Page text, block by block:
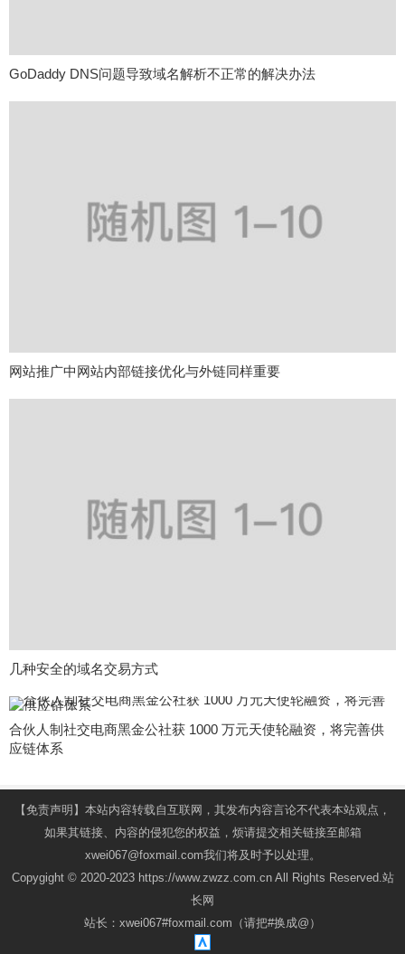
GoDaddy DNS问题导致域名解析不正常的解决办法
网站推广中网站内部链接优化与外链同样重要
几种安全的域名交易方式
合伙人制社交电商黑金公社获 1000 万元天使轮融资，将完善供
应链体系
【免责声明】本站内容转载自互联网，其发布内容言论不代表本站观点，
如果其链接、内容的侵犯您的权益，烦请提交相关链接至邮箱
xwei067@foxmail.com我们将及时予以处理。
Copygight © 2020-2023 https://www.zwzz.com.cn All Rights Reserved.站
长网
站长：xwei067#foxmail.com（请把#换成@）